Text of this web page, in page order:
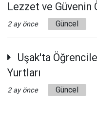
Lezzet ve Güvenin
2 ay önce Güncel
Uşak'ta
Yurtları
2 ay önce Güncel